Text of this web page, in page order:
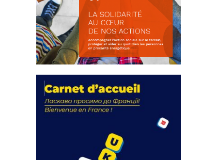
actions
18 septembre 2023
FEUILLETER